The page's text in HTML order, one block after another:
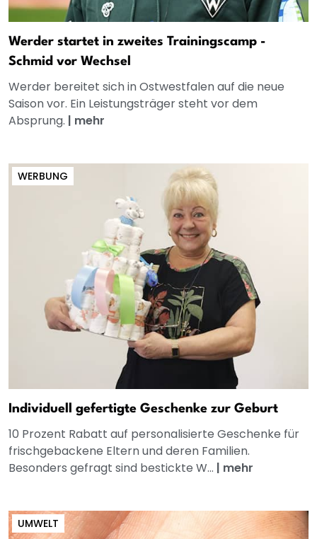
Werder startet in zweites Trainingscamp -
Schmid vor Wechsel
Werder bereitet sich in Ostwestfalen auf die neue
Saison vor. Ein Leistungsträger steht vor dem
Absprung. | mehr
WERBUNG
Individuell gefertigte Geschenke zur Geburt
10 Prozent Rabatt auf personalisierte Geschenke für
frischgebackene Eltern und deren Familien.
Besonders gefragt sind bestickte W... | mehr
UMWELT